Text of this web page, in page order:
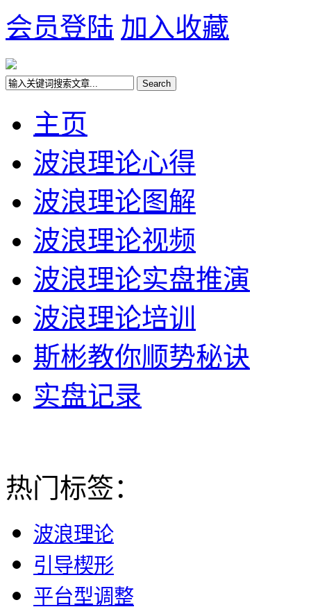
会员登陆 加入收藏
主页
波浪理论心得
波浪理论图解
波浪理论视频
波浪理论实盘推演
波浪理论培训
斯彬教你顺势秘诀
实盘记录
热门标签：
波浪理论
引导楔形
平台型调整